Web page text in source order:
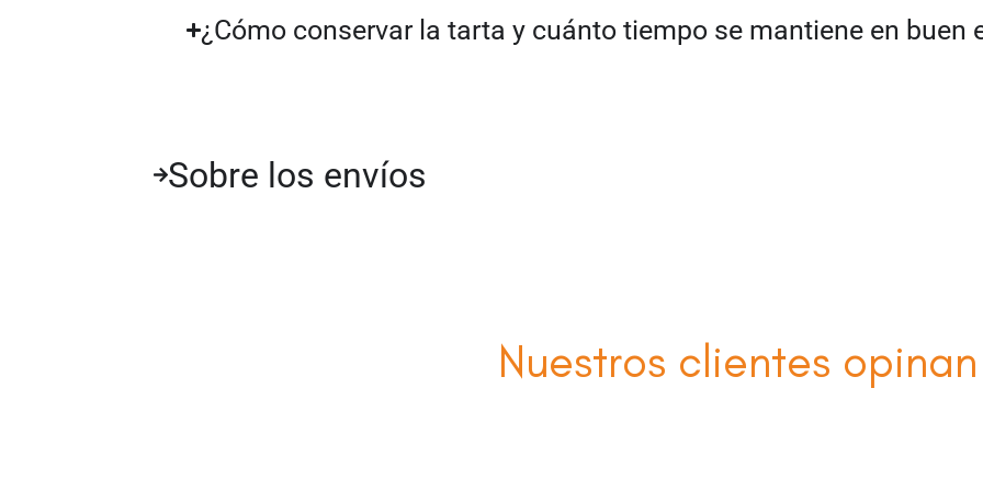
¿Cómo conservar la tarta y cuánto tiempo se mantiene en buen
Sobre los envíos
Nuestros clientes opinan